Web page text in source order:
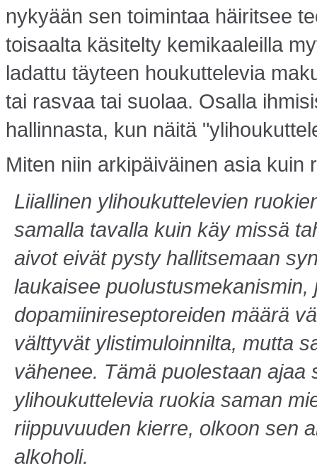
nykyään sen toimintaa häiritsee
toisaalta käsitelty kemi­kaaleilla
ladattu täyteen houkuttelevia
tai rasvaa tai suolaa. Osalla
hallinnasta, kun näitä
Miten niin arkipäiväinen asia kuin
Liiallinen ylihoukuttelevien
samalla tavalla kuin käy missä
aivot eivät pysty hallitsemaan
laukaisee puolustusmekanismin,
dopamiinireseptoreiden määrä
välttyvät ylistimuloinnilta, mutta
vähenee. Tämä puolestaan ajaa
ylihoukuttelevia ruokia saman
riippuvuuden kierre, olkoon sen
alkoholi.